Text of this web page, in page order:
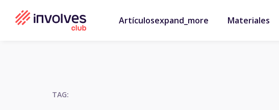
Artículosexpand_more Materiales
TAG: